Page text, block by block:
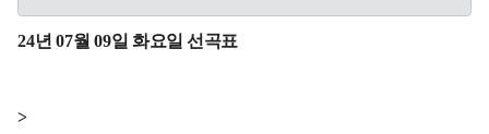
24년 07월 09일 화요일 선곡표
>